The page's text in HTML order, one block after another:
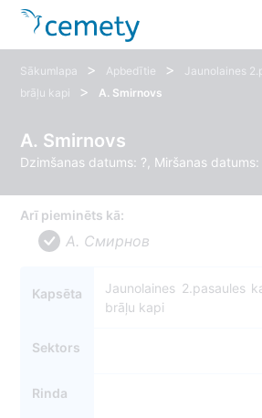
Sākumlapa > Apbedītie >
Jaunolaines
brāļu kapi
> A. Smirnovs
A. Smirnovs
Dzimšanas datums: ?, Miršanas datums:
Arī pieminēts kā:
A. Смирнов
Kapsēta
Jaunolaines 2.pasaules
brāļu kapi
Sektors
Rinda